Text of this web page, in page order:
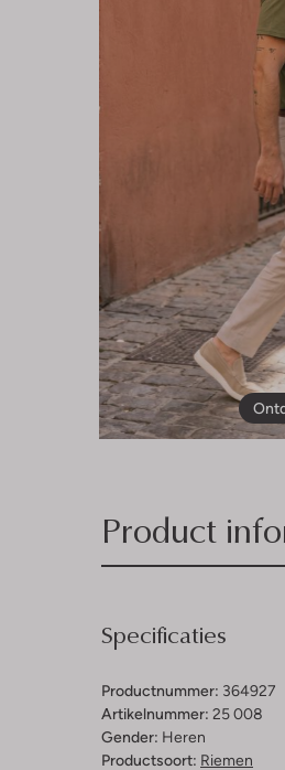
Product
Specificaties
Productnummer: 364927
Artikelnummer: 25 008
Gender: Heren
Productsoort: Riemen